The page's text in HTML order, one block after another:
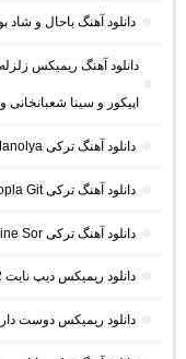
دانلود آهنگ باحال و شاد
اپیکور و سینا شعبانخانی
دانلود آهنگ ترکی Ah Be Manolya از بوراک بولوت
دانلود آهنگ ترکی Topla Git از کورتولوش کوش
دانلود آهنگ ترکی Kalbine Sor از Bahadır Macit و Tunahan Sakar
دانلود ریمیکس دیپ نایت 2 از احسان رمزی (ریمیکس طولانی غمگین)
دانلود ریمیکس دوست